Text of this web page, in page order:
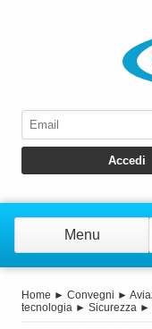
Menu
Home ► Convegni ►
tecnologia ► Sicurezza ►